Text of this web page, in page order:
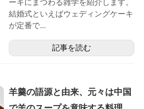
ーキにまつわる雑学を紹介します。
結婚式といえばウェディングケーキ
が定番で...
記事を読む
羊羹の語源と由来、元々は中国